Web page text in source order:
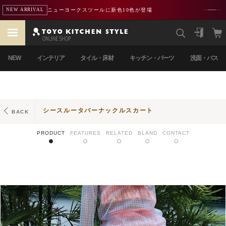
NEW ARRIVAL ニューヨークスツールに新色10色が登場
NEW インテリア タイル・床材 キッチン・パーツ 洗面・バス
BACK シースルータバーナックルスカート
PRODUCT FEATURES RELATED BLAND CONTACT